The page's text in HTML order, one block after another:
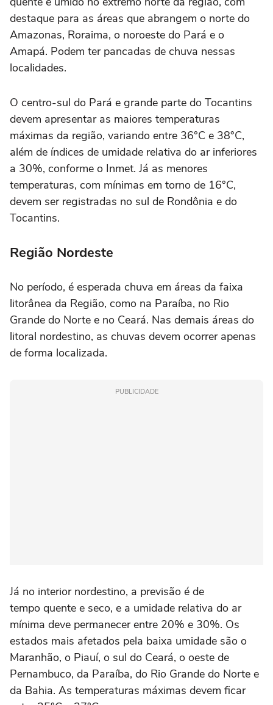
destaque para as áreas que abrangem o norte do
Amazonas, Roraima, o noroeste do Pará e o
Amapá. Podem ter pancadas de chuva nessas
localidades.
O centro-sul do Pará e grande parte do Tocantins
devem apresentar as maiores temperaturas
máximas da região, variando entre 36°C e 38°C,
além de índices de umidade relativa do ar inferiores
a 30%, conforme o Inmet. Já as menores
temperaturas, com mínimas em torno de 16°C,
devem ser registradas no sul de Rondônia e do
Tocantins.
Região Nordeste
No período, é esperada chuva em áreas da faixa
litorânea da Região, como na Paraíba, no Rio
Grande do Norte e no Ceará. Nas demais áreas do
litoral nordestino, as chuvas devem ocorrer apenas
de forma localizada.
PUBLICIDADE
Já no interior nordestino, a previsão é de
tempo quente e seco, e a umidade relativa do ar
mínima deve permanecer entre 20% e 30%. Os
estados mais afetados pela baixa umidade são o
Maranhão, o Piauí, o sul do Ceará, o oeste de
Pernambuco, da Paraíba, do Rio Grande do Norte e
da Bahia. As temperaturas máximas devem ficar